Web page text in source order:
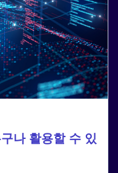
나 활용할 수 있